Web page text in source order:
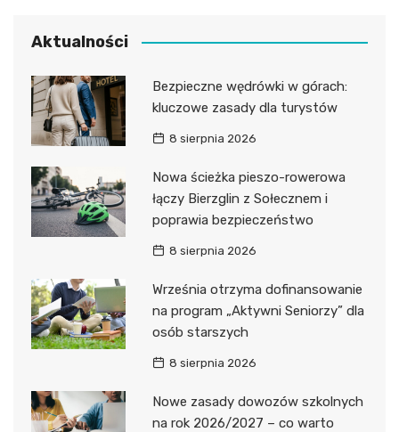
Aktualności
Bezpieczne wędrówki w górach:
kluczowe zasady dla turystów
8 sierpnia 2026
Nowa ścieżka pieszo-rowerowa
łączy Bierzglin z Sołecznem i
poprawia bezpieczeństwo
8 sierpnia 2026
Września otrzyma dofinansowanie
na program „Aktywni Seniorzy” dla
osób starszych
8 sierpnia 2026
Nowe zasady dowozów szkolnych
na rok 2026/2027 – co warto